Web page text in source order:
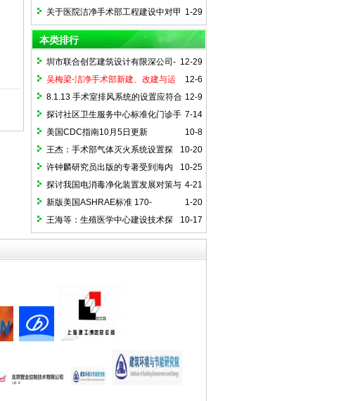
告--我国空气净化技术的新发展、新技
术、新理念
1-29
关于医院洁净手术部工程建设中对甲
方/设计方的几点建议
本类排行
12-29
圳市联合创艺建筑设计有限深公司-
骆艳：洁净手术室湿度优先控制设计方法
探讨
12-6
吴梅梁-洁净手术部新建、改建与运
行管理
12-9
8.1.13 手术室排风系统的设置应符合
下列要求
7-14
探讨社区卫生服务中心标准化门诊手
术室建设（一）
10-8
美国CDC指南10月5日更新
10-20
王杰：手术部气体灭火系统设置探
讨
10-25
许钟麟研究员出版的专著受到海内
外读者的广泛关注
4-21
探讨我国电消毒净化装置发展对策与
国际接轨路径
1-20
新版美国ASHRAE标准 170-
2025《医疗护理设施通风》简介
10-17
王海等：生殖医学中心建设技术探
讨